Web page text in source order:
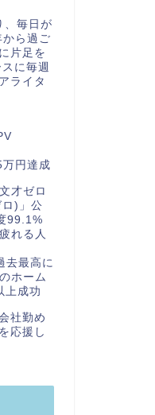
、毎日が
ら過ご
片足を
に毎週
ライタ
万円達成
才ゼロ
)」公
99.1%
れる人
去最高に
ホーム
上成功
社勤め
応援し